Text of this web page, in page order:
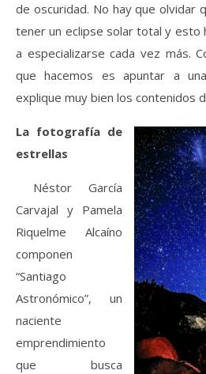
de oscuridad. No hay que olvidar
tener un eclipse solar total y esto
a especializarse cada vez más.
que hacemos es apuntar a
explique muy bien los contenidos
La fotografía de
estrellas
Néstor García
Carvajal y Pamela
Riquelme Alcaíno
componen
“Santiago
Astronómico”, un
naciente
emprendimiento
que busca